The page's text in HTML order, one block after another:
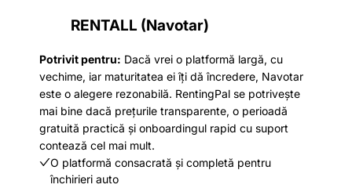
RENTALL (Navotar)
Potrivit pentru: Dacă vrei o platformă largă, cu
vechime, iar maturitatea ei îți dă încredere, Navotar
este o alegere rezonabilă. RentingPal se potrivește
mai bine dacă prețurile transparente, o perioadă
gratuită practică și onboardingul rapid cu suport
contează cel mai mult.
O platformă consacrată și completă pentru
închirieri auto